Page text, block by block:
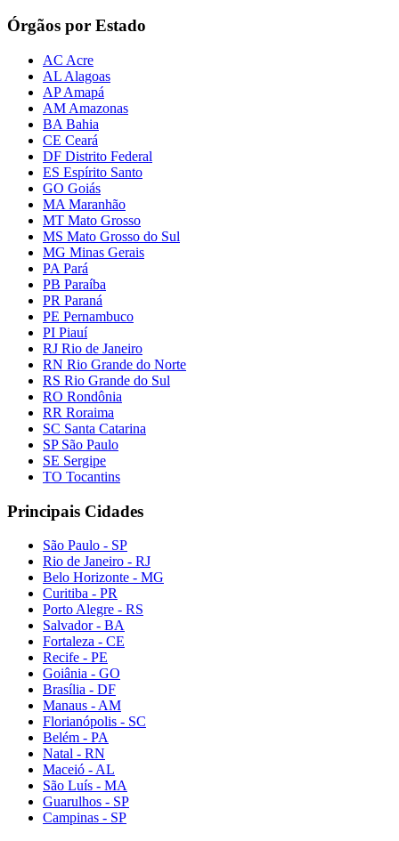
Órgãos por Estado
AC Acre
AL Alagoas
AP Amapá
AM Amazonas
BA Bahia
CE Ceará
DF Distrito Federal
ES Espírito Santo
GO Goiás
MA Maranhão
MT Mato Grosso
MS Mato Grosso do Sul
MG Minas Gerais
PA Pará
PB Paraíba
PR Paraná
PE Pernambuco
PI Piauí
RJ Rio de Janeiro
RN Rio Grande do Norte
RS Rio Grande do Sul
RO Rondônia
RR Roraima
SC Santa Catarina
SP São Paulo
SE Sergipe
TO Tocantins
Principais Cidades
São Paulo - SP
Rio de Janeiro - RJ
Belo Horizonte - MG
Curitiba - PR
Porto Alegre - RS
Salvador - BA
Fortaleza - CE
Recife - PE
Goiânia - GO
Brasília - DF
Manaus - AM
Florianópolis - SC
Belém - PA
Natal - RN
Maceió - AL
São Luís - MA
Guarulhos - SP
Campinas - SP